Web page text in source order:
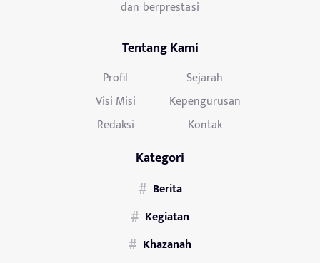
dan berprestasi
Tentang Kami
Profil
Sejarah
Visi Misi
Kepengurusan
Redaksi
Kontak
Kategori
Berita
Kegiatan
Khazanah